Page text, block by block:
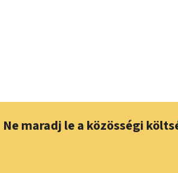
Ne maradj le a közösségi